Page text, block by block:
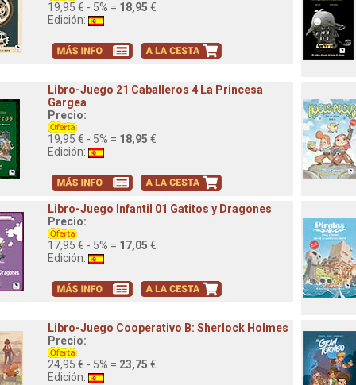
19,95 € - 5% = 18,95 €
Edición:
Libro-Juego 21 Caballeros 4 La Princesa
Gargea
Precio:
19,95 € - 5% = 18,95 €
Edición:
Libro-Juego Infantil 01 Gatitos y Dragones
Precio:
17,95 € - 5% = 17,05 €
Edición:
Libro-Juego Cooperativo B: Sherlock Holmes
Precio:
24,95 € - 5% = 23,75 €
Edición: